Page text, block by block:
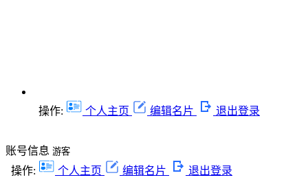
操作: 个人主页 编辑名片 退出登录
账号信息 游客
操作: 个人主页 编辑名片 退出登录